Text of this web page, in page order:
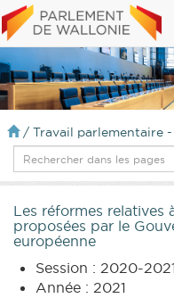
/ Travail parlementaire
Les réformes relatives
proposées par le
européenne
Session : 2020-2021
Année : 2021